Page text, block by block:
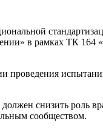
в рамках ТК 164
проведения
снизить роль
сообществом.